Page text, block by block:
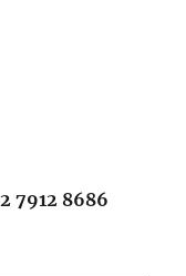
7912 8686